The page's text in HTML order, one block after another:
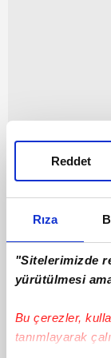
Rıza
"Sitelerimizde
yürütülmesi
Bu çerezler,
tanımlayarak
Reddet
ROBİN YALÇIN -
Tarih H
26.01.2026